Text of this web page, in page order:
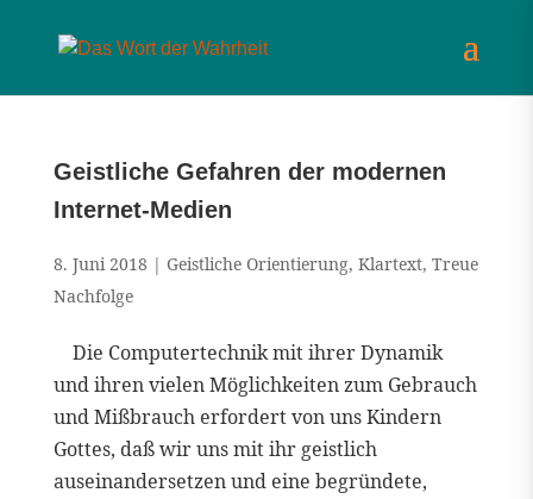
Geistliche Gefahren der modernen
Internet-Medien
8. Juni 2018 | Geistliche Orientierung, Klartext, Treue
Nachfolge
Die Computertechnik mit ihrer Dynamik
und ihren vielen Möglichkeiten zum Gebrauch
und Mißbrauch erfordert von uns Kindern
Gottes, daß wir uns mit ihr geistlich
auseinandersetzen und eine begründete,